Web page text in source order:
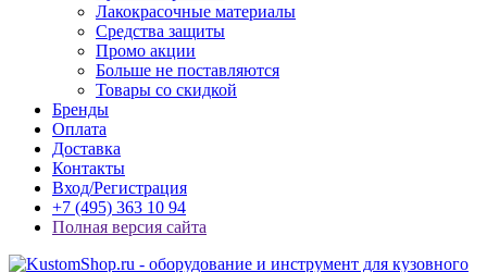
Лакокрасочные материалы
Средства защиты
Промо акции
Больше не поставляются
Товары со скидкой
Бренды
Оплата
Доставка
Контакты
Вход/Регистрация
+7 (495) 363 10 94
Полная версия сайта